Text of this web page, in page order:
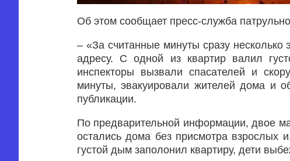
Об этом сообщает пресс-служба
– «За считанные минуты сразу
адресу. С одной из квартир валил
инспекторы вызвали спасателей и
минуты, эвакуировали жителей дома и
публикации.
По предварительной информации, двое
остались дома без присмотра взрослых
густой дым заполонил квартиру, дети